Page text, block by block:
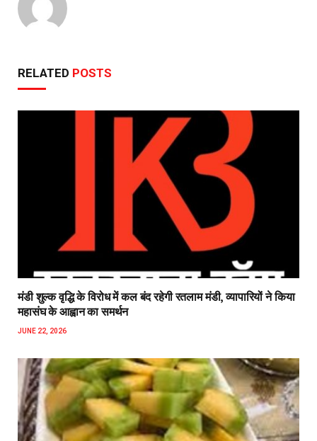
RELATED POSTS
मंडी शुल्क वृद्धि के विरोध में कल बंद रहेगी रतलाम मंडी, व्यापारियों ने किया
महासंघ के आह्वान का समर्थन
JUNE 22, 2026